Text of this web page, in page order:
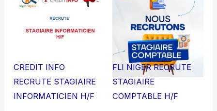
CREDIT INFO
RECRUTE STAGIAIRE
INFORMATICIEN H/F
FLI NIGER RECRUTE
STAGIAIRE
COMPTABLE H/F